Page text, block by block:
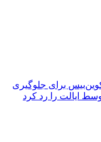
برای جلوگیری
ایالت را رد کرد